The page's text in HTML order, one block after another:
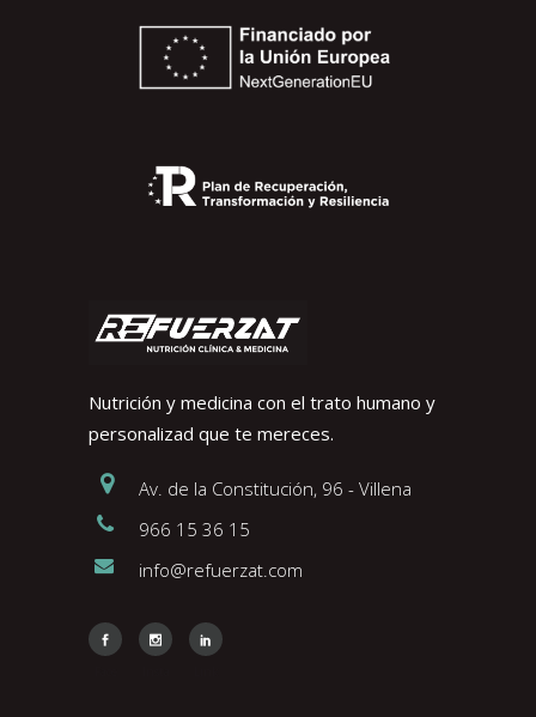
Nutrición y medicina con el trato humano y
personalizad que te mereces.
Av. de la Constitución, 96 - Villena
966 15 36 15
info@refuerzat.com